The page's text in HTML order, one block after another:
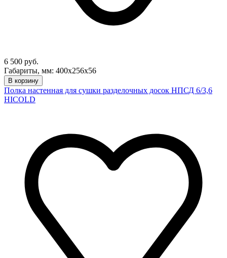
6 500 руб.
Габариты, мм: 400х256х56
В корзину
Полка настенная для сушки разделочных досок НПСД 6/3,6
HICOLD